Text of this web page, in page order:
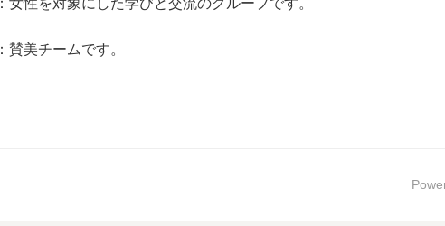
：女性を対象にした学びと交流のグループです。
：賛美チームです。